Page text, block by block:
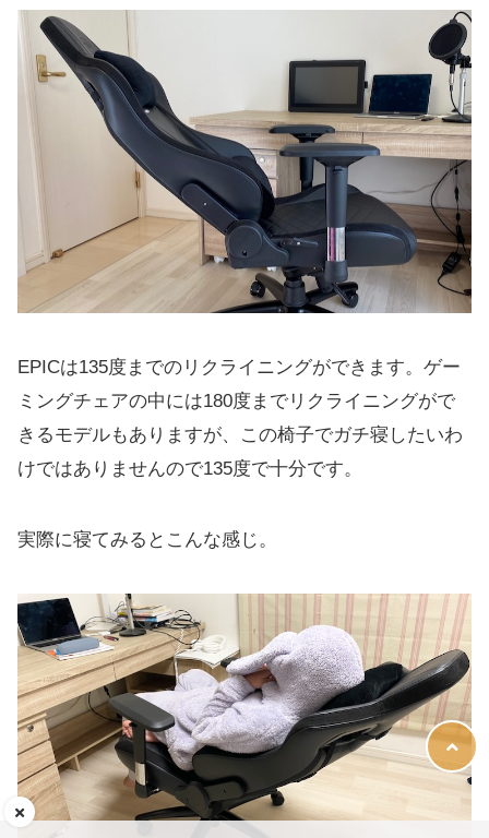
EPICは135度までのリクライニングができます。ゲー
ミングチェアの中には180度までリクライニングがで
きるモデルもありますが、この椅子でガチ寝したいわ
けではありませんので135度で十分です。
実際に寝てみるとこんな感じ。